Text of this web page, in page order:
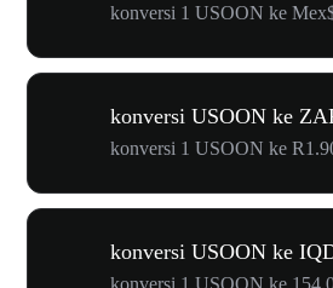
konversi 1 USOON ke
konversi USOON ke
konversi 1 USOON ke
konversi USOON ke